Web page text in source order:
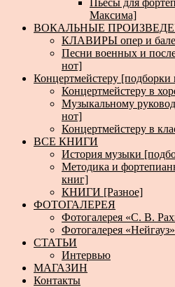
Максима]
ВОКАЛЬНЫЕ
КЛАВИРЫ опер и
Песни военных и
нот]
Концертмейстеру [подборки
Концертмейстеру в
Музыкальному
нот]
Концертмейстеру в
ВСЕ КНИГИ
История музыки
Методика и
книг]
КНИГИ [Разное]
ФОТОГАЛЕРЕЯ
Фотогалерея «С. В.
Фотогалерея «Нейгауз»
СТАТЬИ
Интервью
МАГАЗИН
Контакты